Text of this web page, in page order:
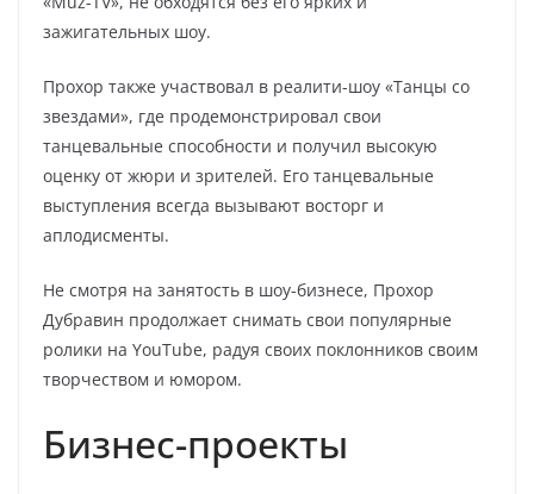
зажигательных шоу.
Прохор также участвовал в реалити-шоу «Танцы со
звездами», где продемонстрировал свои
танцевальные способности и получил высокую
оценку от жюри и зрителей. Его танцевальные
выступления всегда вызывают восторг и
аплодисменты.
Не смотря на занятость в шоу-бизнесе, Прохор
Дубравин продолжает снимать свои популярные
ролики на YouTube, радуя своих поклонников своим
творчеством и юмором.
Бизнес-проекты